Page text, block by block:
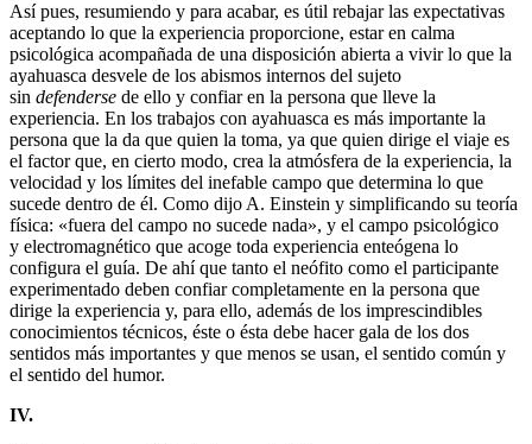
Así pues, resumiendo y para acabar, es útil rebajar las expectativas
aceptando lo que la experiencia proporcione, estar en calma
psicológica acompañada de una disposición abierta a vivir lo que la
ayahuasca desvele de los abismos internos del sujeto
sin defenderse de ello y confiar en la persona que lleve la
experiencia. En los trabajos con ayahuasca es más importante la
persona que la da que quien la toma, ya que quien dirige el viaje es
el factor que, en cierto modo, crea la atmósfera de la experiencia, la
velocidad y los límites del inefable campo que determina lo que
sucede dentro de él. Como dijo A. Einstein y simplificando su teoría
física: «fuera del campo no sucede nada», y el campo psicológico
y electromagnético que acoge toda experiencia enteógena lo
configura el guía. De ahí que tanto el neófito como el participante
experimentado deben confiar completamente en la persona que
dirige la experiencia y, para ello, además de los imprescindibles
conocimientos técnicos, éste o ésta debe hacer gala de los dos
sentidos más importantes y que menos se usan, el sentido común y
el sentido del humor.
IV.